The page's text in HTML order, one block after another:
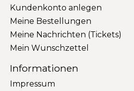
Kundenkonto anlegen
Meine Bestellungen
Meine Nachrichten (Tickets)
Mein Wunschzettel
Informationen
Impressum